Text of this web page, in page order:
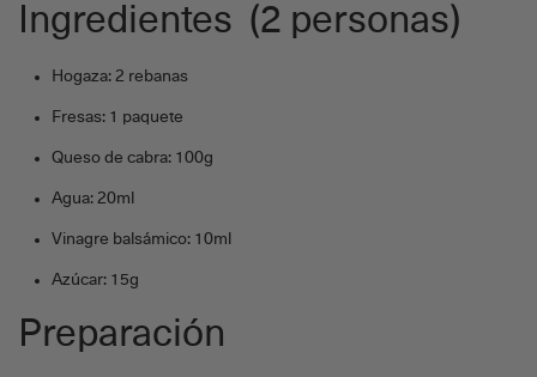
Ingredientes (2 personas)
Hogaza: 2 rebanas
Fresas: 1 paquete
Queso de cabra: 100g
Agua: 20ml
Vinagre balsámico: 10ml
Azúcar: 15g
Preparación